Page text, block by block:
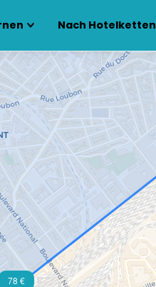
Nach Hotelketten
78 €